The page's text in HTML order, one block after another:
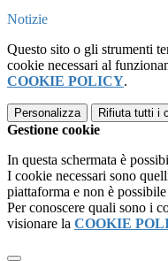
Notizie
Questo sito o gli strumenti
cookie necessari al
COOKIE POLICY.
Personalizza Rifiuta tutti i
Gestione cookie
In questa schermata è
I cookie necessari sono
piattaforma e non è
Per conoscere quali sono i
visionare la COOKIE